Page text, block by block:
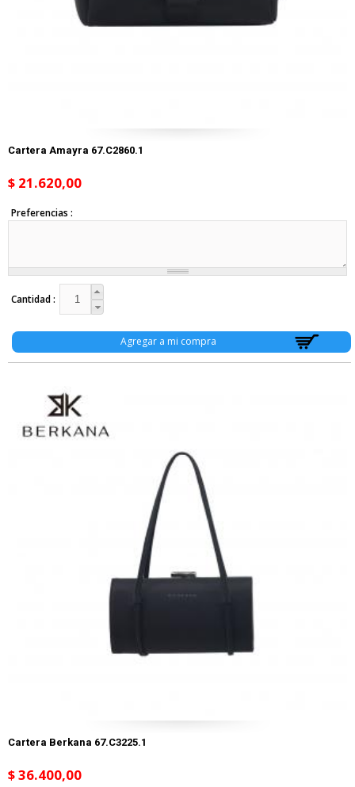
Cartera Amayra 67.C2860.1
$ 21.620,00
Preferencias
Cantidad
Cartera Berkana 67.C3225.1
$ 36.400,00